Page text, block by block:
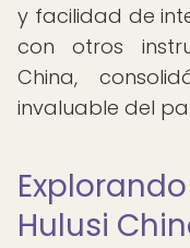
y facilidad de
con otros
China,
invaluable del
Hulusi